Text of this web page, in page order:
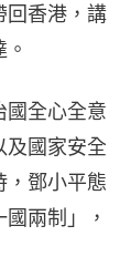
回香港，講
國全心全意
及國家安全
，鄧小平態
兩制」，